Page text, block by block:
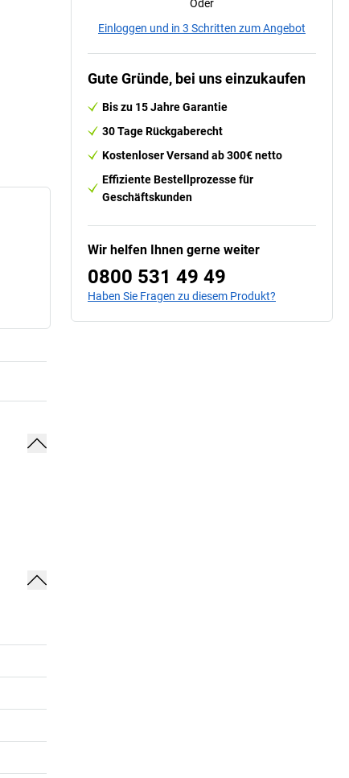
Oder
Einloggen und in 3 Schritten zum Angebot
Gute Gründe, bei uns einzukaufen
Bis zu 15 Jahre Garantie
30 Tage Rückgaberecht
Kostenloser Versand ab 300€ netto
Effiziente Bestellprozesse für
Geschäftskunden
Wir helfen Ihnen gerne weiter
0800 531 49 49
Haben Sie Fragen zu diesem Produkt?